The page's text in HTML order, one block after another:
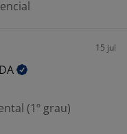
15 jul
(1º grau)